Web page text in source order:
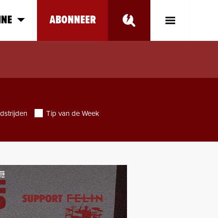
ABONNEER
Toggle
Tip van de Week